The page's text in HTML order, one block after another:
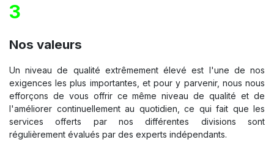
3
Nos valeurs
Un niveau de qualité extrêmement élevé est l'une de nos
exigences les plus importantes, et pour y parvenir, nous nous
efforçons de vous offrir ce même niveau de qualité et de
l'améliorer continuellement au quotidien, ce qui fait que les
services offerts par nos différentes divisions sont
régulièrement évalués par des experts indépendants.